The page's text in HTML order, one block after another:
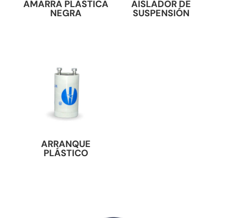
AMARRA PLASTICA
NEGRA
AISLADOR DE
SUSPENSIÓN
ARRANQUE
PLÁSTICO